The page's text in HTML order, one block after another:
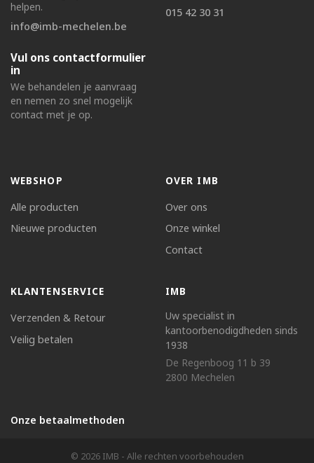
helpen.
info@imb-mechelen.be
015 42 30 31
Vul ons contactformulier
in
We behandelen je aanvraag
en nemen zo snel mogelijk
contact met je op.
WEBSHOP
Alle producten
Nieuwe producten
OVER IMB
Over ons
Onze winkel
Contact
KLANTENSERVICE
Verzenden & Retour
Veilig betalen
IMB
Uw specialist in
kantoorbenodigdheden sinds
1938
De Regenboog 11 b 39
2800 Mechelen
Onze betaalmethoden
© 2026 IMB - Alle rechten voorbehouden